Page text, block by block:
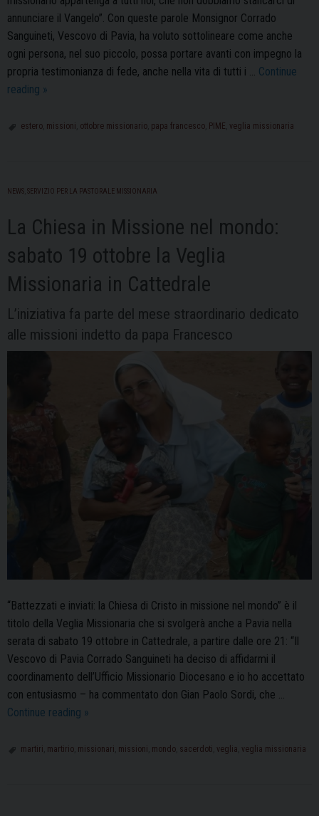
annunciare il Vangelo”. Con queste parole Monsignor Corrado
Sanguineti, Vescovo di Pavia, ha voluto sottolineare come anche
ogni persona, nel suo piccolo, possa portare avanti con impegno la
propria testimonianza di fede, anche nella vita di tutti i … Continue
reading Veglia
in
di
Maurilio
Basilico
»
estero missioni ottobre missionario papa francesco PIME veglia missionaria
NEWS SERVIZIO PER LA PASTORALE MISSIONARIA
La Chiesa in Missione nel mondo:
sabato 19 ottobre la Veglia
Missionaria in Cattedrale
L’iniziativa fa parte del mese straordinario dedicato
alle missioni indetto da papa Francesco
“Battezzati e inviati: la Chiesa di Cristo in missione nel mondo” è il
titolo della Veglia Missionaria che si svolgerà anche a Pavia nella
serata di sabato 19 ottobre in Cattedrale, a partire dalle ore 21: “Il
Vescovo di Pavia Corrado Sanguineti ha deciso di affidarmi il
coordinamento dell’Ufficio Missionario Diocesano e io ho accettato
con entusiasmo – ha commentato don Gian Paolo Sordi, che …
Continue reading La
in
»
martiri martirio missionari missioni mondo sacerdoti veglia veglia missionaria